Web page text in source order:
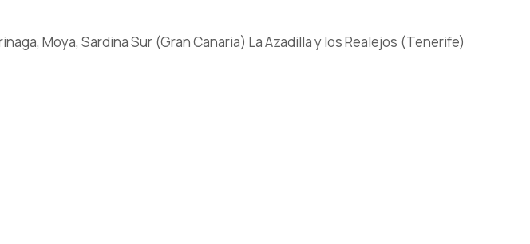
Moya, Sardina Sur (Gran Canaria) La Azadilla y los Realejos (Tenerife)